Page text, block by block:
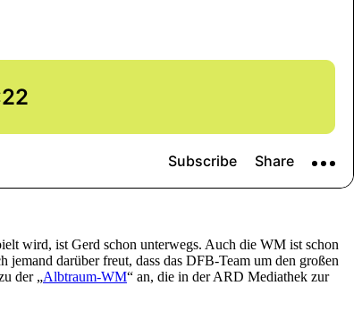
wird, ist Gerd schon unterwegs. Auch die WM ist schon
darüber freut, dass das DFB-Team um den großen
der „Albtraum-WM“ an, die in der ARD Mediathek zur